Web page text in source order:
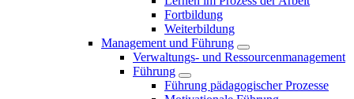
Fortbildung
Weiterbildung
Management und Führung
Verwaltungs- und Ressourcenmanagement
Führung
Führung pädagogischer Prozesse